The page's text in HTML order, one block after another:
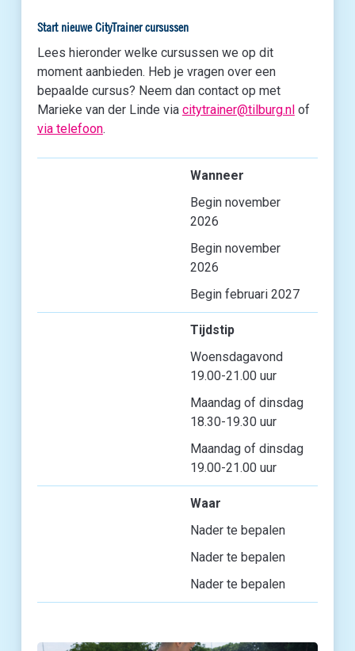
Start nieuwe CityTrainer cursussen
Lees hieronder welke cursussen we op dit
moment aanbieden. Heb je vragen over een
bepaalde cursus? Neem dan contact op met
Marieke van der Linde via citytrainer@tilburg.nlof
via telefoon.
Wanneer
Begin november
2026
Begin november
2026
Begin februari 2027
Tijdstip
Woensdagavond
19.00-21.00 uur
Maandag of dinsdag
18.30-19.30 uur
Maandag of dinsdag
19.00-21.00 uur
Waar
Nader te bepalen
Nader te bepalen
Nader te bepalen